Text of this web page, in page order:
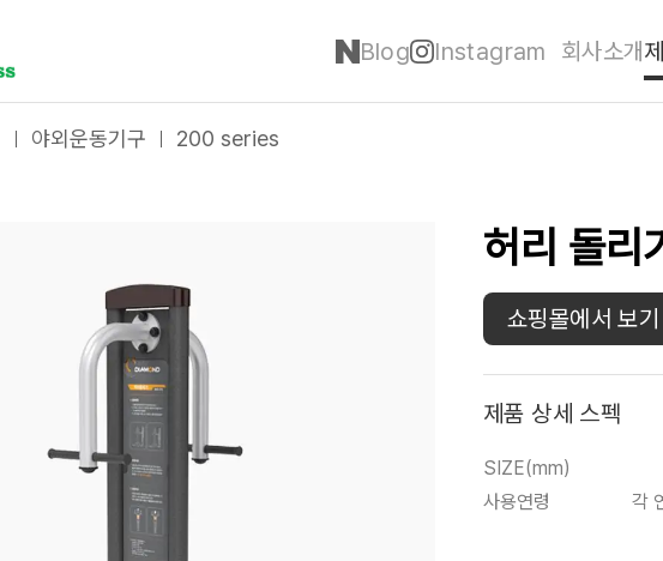
야외운동기구 200 series
허리 돌리
쇼핑몰에서 보기
제품 상세 스펙
SIZE(mm)
사용연령
각
Blog Instagram 회사소개